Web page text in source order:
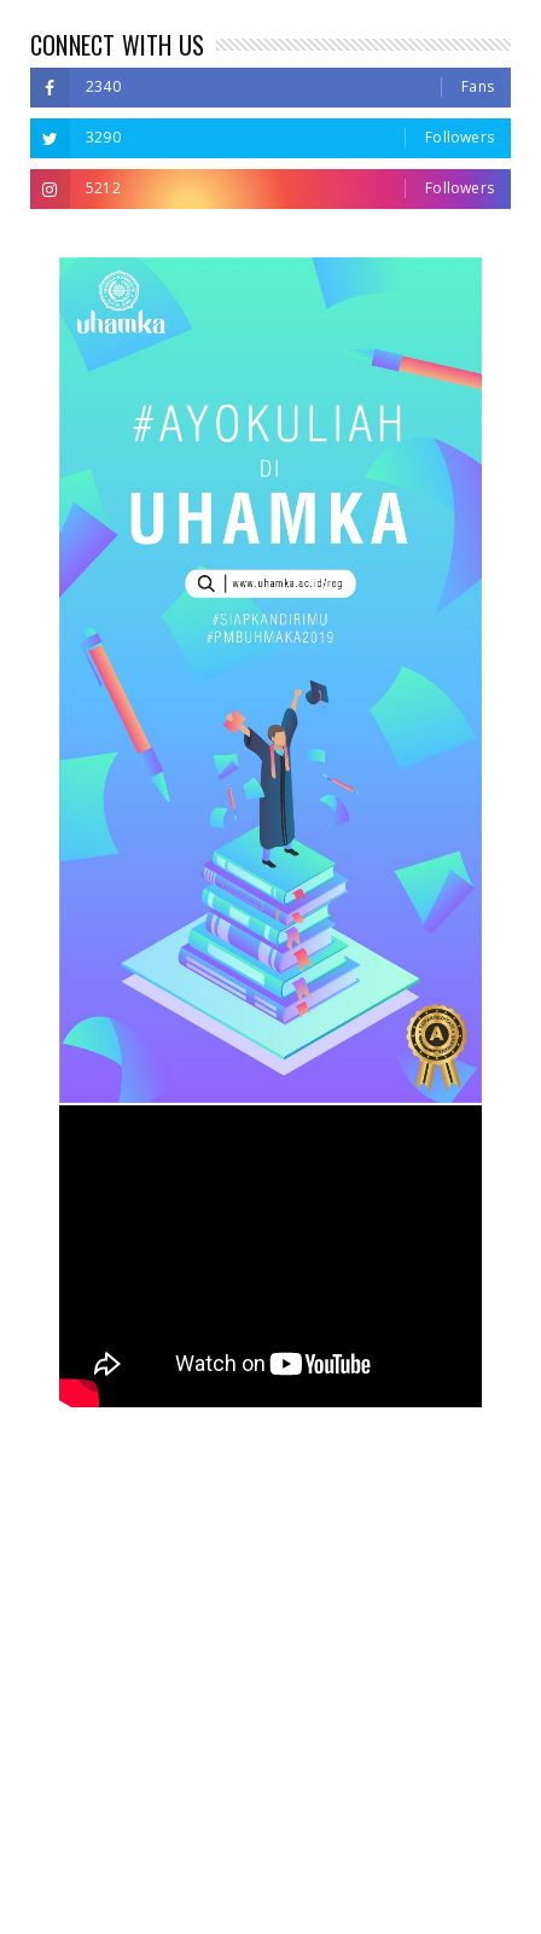
CONNECT WITH US
2340 Fans
3290 Followers
5212 Followers